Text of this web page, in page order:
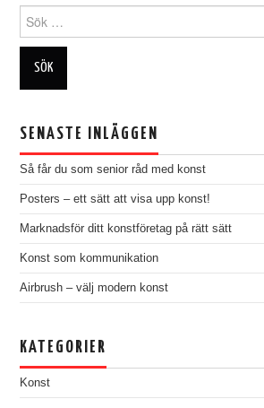
for:
SENASTE INLÄGGEN
Så får du som senior råd med konst
Posters – ett sätt att visa upp konst!
Marknadsför ditt konstföretag på rätt sätt
Konst som kommunikation
Airbrush – välj modern konst
KATEGORIER
Konst